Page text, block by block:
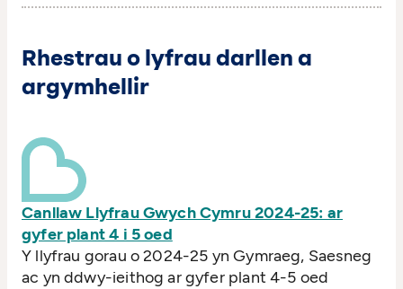
Rhestrau o lyfrau darllen a
argymhellir
Canllaw Llyfrau Gwych Cymru 2024-25: ar
gyfer plant 4 i 5 oed
Y llyfrau gorau o 2024-25 yn Gymraeg, Saesneg
ac yn ddwy-ieithog ar gyfer plant 4-5 oed